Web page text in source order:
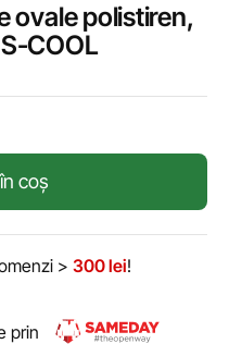
ovale polistiren,
COOL
coș
> 300 lei!
prin